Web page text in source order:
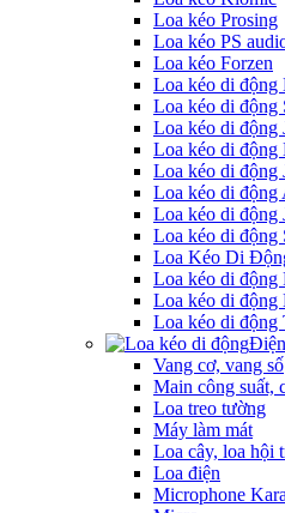
Loa kéo Prosing
Loa kéo PS
Loa kéo Forzen
Loa kéo di động
Loa kéo di động
Loa kéo di động
Loa kéo di động
Loa kéo di động
Loa kéo di động
Loa kéo di động
Loa kéo di động
Loa Kéo Di
Loa kéo di động
Loa kéo di động
Loa kéo di động
Vang cơ, vang số
Main công suất,
Loa treo tường
Máy làm mát
Loa cây, loa hội
Loa điện
Microphone